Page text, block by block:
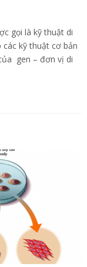
gọi là kỹ thuật di
kỹ thuật cơ bản
gen – đơn vị di